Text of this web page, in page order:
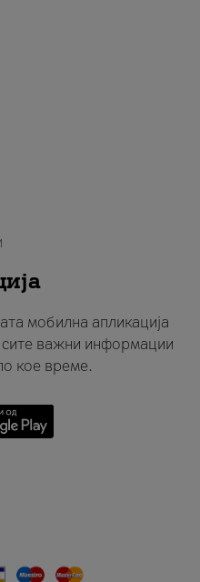
мобилна апликација
важни информации
кое време.